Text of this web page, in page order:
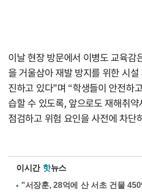
이날 현장 방문에서 이병도 교육감
을 거울삼아 재발 방지를 위한 시
진하고 있다"며 “학생들이 안전하
습할 수 있도록, 앞으로도 재해취
점검하고 위험 요인을 사전에 차단
이시간 핫뉴스
"서장훈, 28억에 산 서초 건물